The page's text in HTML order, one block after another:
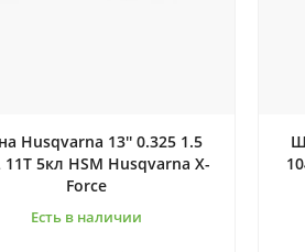
Husqvarna 13'' 0.325 1.5
11T 5кл HSM Husqvarna X-
Force
Есть в наличии